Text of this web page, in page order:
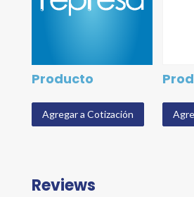
Producto
Agregar a Cotización
Reviews